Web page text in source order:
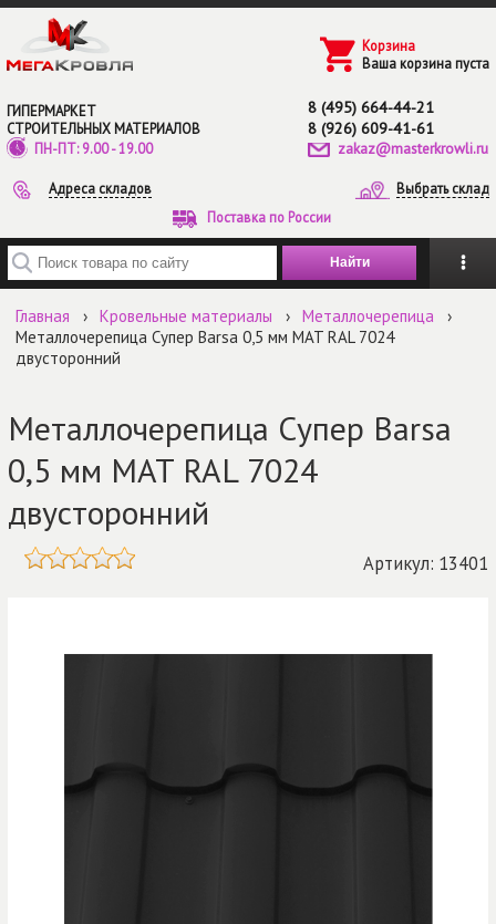
Перейти к основному содержанию
ГИПЕРМАРКЕТ
СТРОИТЕЛЬНЫХ МАТЕРИАЛОВ
ПН-ПТ: 9.00 - 19.00
8 (495) 664-44-21
8 (926) 609-41-61
zakaz@masterkrowli.ru
Адреса складов
Выбрать склад
Поставка по России
Корзина
Ваша корзина пуста
Введите ключевые слова для поиска
Главная › Кровельные материалы › Металлочерепица
›
Металлочерепица Супер Barsa 0,5 мм MAT RAL 7024
двусторонний
Металлочерепица Супер Barsa
0,5 мм MAT RAL 7024
двусторонний
Артикул: 13401